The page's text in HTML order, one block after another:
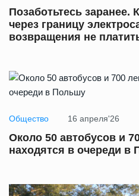
Позаботьтесь
через границу
возвращения не
Общество 16 апреля'26
Около 50 автобусов и
находятся в очереди в